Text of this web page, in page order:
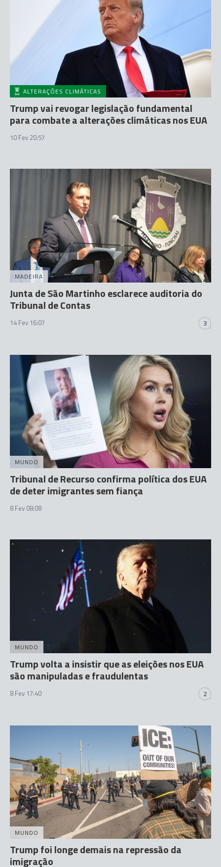
ALTERAÇÕES CLIMÁTICAS
Trump vai revogar legislação fundamental
para combate a alterações climáticas nos EUA
10 Fev 20:57
MADEIRA
Junta de São Martinho esclarece auditoria do
Tribunal de Contas
14 Fev 16:07 3
MUNDO
Tribunal de Recurso confirma política dos EUA
de deter imigrantes sem fiança
8 Fev 08:08
MUNDO
Trump volta a insistir que as eleições nos EUA
são manipuladas e fraudulentas
8 Fev 17:40 2
MUNDO
Trump foi longe demais na repressão da
imigração